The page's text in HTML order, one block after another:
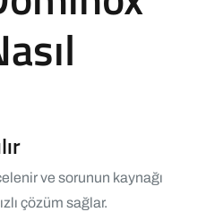
ve sorunun kaynağı
çözüm sağlar.